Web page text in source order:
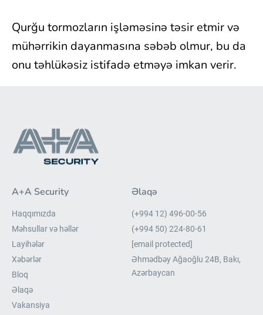
Qurğu tormozların işləməsinə təsir etmir və
mühərrikin dayanmasına səbəb olmur, bu da
onu təhlükəsiz istifadə etməyə imkan verir.
A+A Security
Haqqımızda
Məhsullar və həllər
Layihələr
Xəbərlər
Bloq
Əlaqə
Vakansiya
Əlaqə
(+994 12) 496-00-56
(+994 50) 224-80-61
[email protected]
Əhmədbəy Ağaoğlu 24B, Bakı,
Azərbaycan